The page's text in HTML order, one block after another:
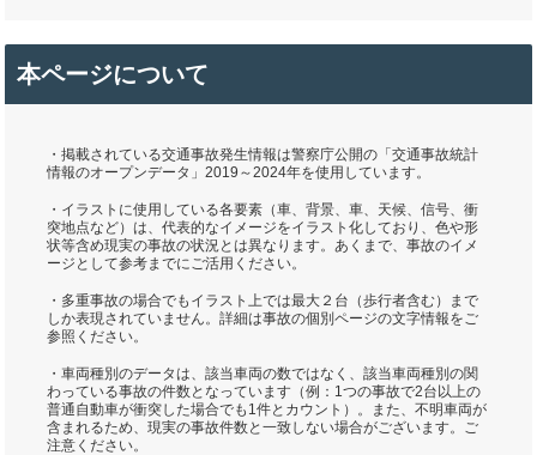
本ページについて
・掲載されている交通事故発生情報は警察庁公開の「交通事故統計
情報のオープンデータ」2019～2024年を使用しています。
・イラストに使用している各要素（車、背景、車、天候、信号、衝
突地点など）は、代表的なイメージをイラスト化しており、色や形
状等含め現実の事故の状況とは異なります。あくまで、事故のイメ
ージとして参考までにご活用ください。
・多重事故の場合でもイラスト上では最大２台（歩行者含む）まで
しか表現されていません。詳細は事故の個別ページの文字情報をご
参照ください。
・車両種別のデータは、該当車両の数ではなく、該当車両種別の関
わっている事故の件数となっています（例：1つの事故で2台以上の
普通自動車が衝突した場合でも1件とカウント）。また、不明車両が
含まれるため、現実の事故件数と一致しない場合がございます。ご
注意ください。